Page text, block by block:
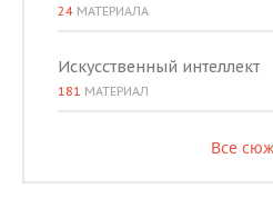
24 МАТЕРИАЛА
Искусственный интеллект
181 МАТЕРИАЛ
Все